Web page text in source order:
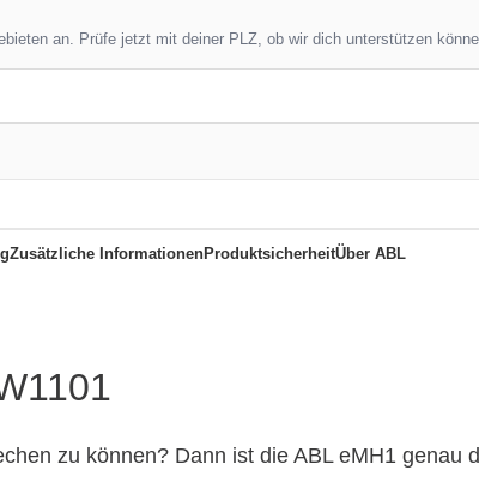
an. Prüfe jetzt mit deiner PLZ, ob wir dich unterstützen
Zusätzliche InformationenProduktsicherheitÜber ABL
zu können? Dann ist die ABL eMH1 genau